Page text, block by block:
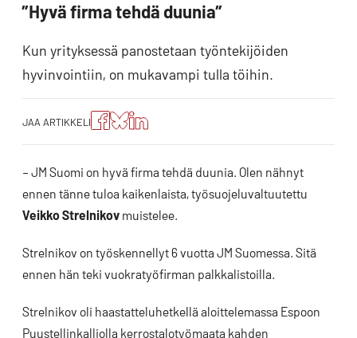
”Hyvä firma tehdä duunia”
Kun yrityksessä panostetaan työntekijöiden
hyvinvointiin, on mukavampi tulla töihin.
JAA ARTIKKELI
Jaa
artikkeli
Facebookissa
Jaa
artikkeli
Blueskyssa
Jako:
Jaa
artikkeli
– JM Suomi on hyvä firma tehdä duunia. Olen nähnyt
ennen tänne tuloa kaikenlaista, työsuojeluvaltuutettu
Veikko Strelnikov muistelee.
Strelnikov on työskennellyt 6 vuotta JM Suomessa. Sitä
ennen hän teki vuokratyöfirman palkkalistoilla.
Strelnikov oli haastatteluhetkellä aloittelemassa Espoon
Puustellinkalliolla kerrostalotyömaata kahden